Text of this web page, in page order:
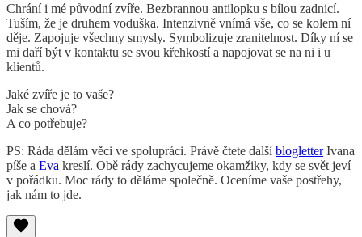
Chrání i mé původní zvíře. Bezbrannou antilopku s bílou zadnicí.
Tuším, že je druhem voduška. Intenzivně vnímá vše, co se kolem ní
děje. Zapojuje všechny smysly. Symbolizuje zranitelnost. Díky ní se
mi daří být v kontaktu se svou křehkostí a napojovat se na ni i u
klientů.
Jaké zvíře je to vaše?
Jak se chová?
A co potřebuje?
PS: Ráda dělám věci ve spolupráci. Právě čtete dalšíblogletterIvana
píše a Eva kreslí. Obě rády zachycujeme okamžiky, kdy se svět jeví
v pořádku. Moc rády to děláme společně. Oceníme vaše postřehy,
jak nám to jde.